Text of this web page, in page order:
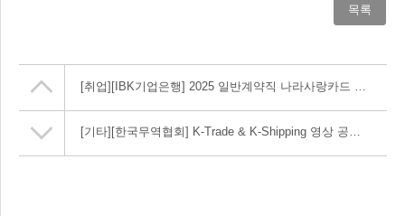
목록
[취업] [IBK기업은행] 2025 일반계약직 나라사랑카드 영업지원 채용홍보 요청(~11/20, 13:00)
[기타] [한국무역협회] K-Trade & K-Shipping 영상 공모전 안내